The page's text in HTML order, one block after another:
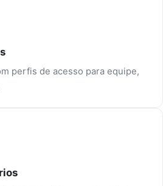
perfis de acesso para equipe,